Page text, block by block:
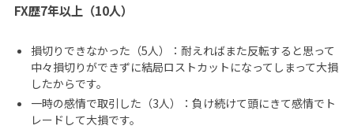
FX歴7年以上（10人）
損切りできなかった（5人）：耐えればまた反転すると思って
中々損切りができずに結局ロストカットになってしまって大損
したからです。
一時の感情で取引した（3人）：負け続けて頭にきて感情でト
レードして大損です。